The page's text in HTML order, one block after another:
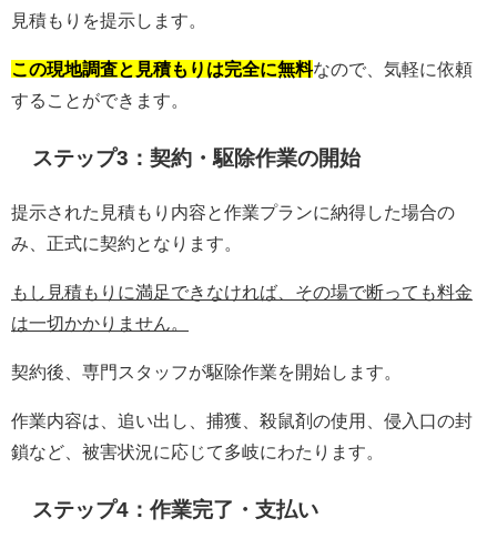
見積もりを提示します。
この現地調査と見積もりは完全に無料なので、気軽に依頼
することができます。
ステップ3：契約・駆除作業の開始
提示された見積もり内容と作業プランに納得した場合の
み、正式に契約となります。
もし見積もりに満足できなければ、その場で断っても料金
は一切かかりません。
契約後、専門スタッフが駆除作業を開始します。
作業内容は、追い出し、捕獲、殺鼠剤の使用、侵入口の封
鎖など、被害状況に応じて多岐にわたります。
ステップ4：作業完了・支払い